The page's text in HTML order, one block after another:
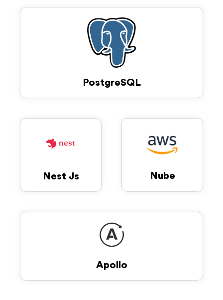
PostgreSQL
Nest Js Nube
Apollo